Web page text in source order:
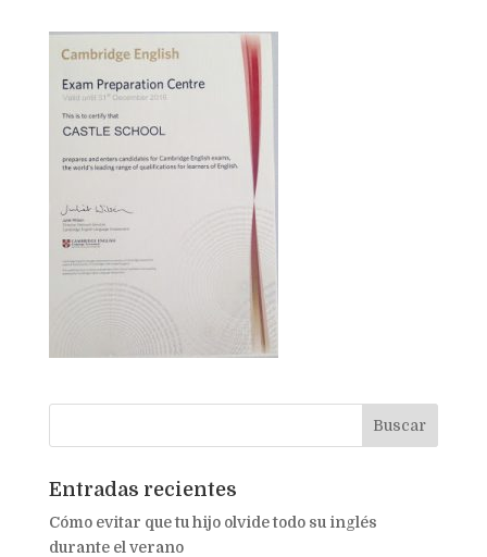
Entradas recientes
Cómo evitar que tu hijo olvide todo su inglés
durante el verano